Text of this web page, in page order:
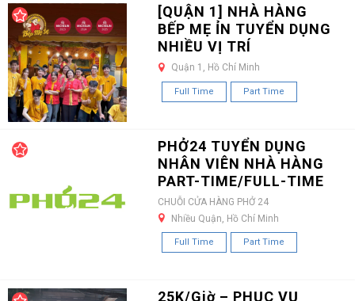
[QUẬN 1] NHÀ HÀNG
BẾP MẸ ỈN TUYỂN DỤNG
NHIỀU VỊ TRÍ
Quận 1, Hồ Chí Minh
Full Time Part Time
PHỞ24 TUYỂN DỤNG
NHÂN VIÊN NHÀ HÀNG
PART-TIME/FULL-TIME
CHUỖI CỬA HÀNG PHỞ 24
Nhiều Quận, Hồ Chí Minh
Full Time Part Time
25K/Giờ – PHỤC VỤ